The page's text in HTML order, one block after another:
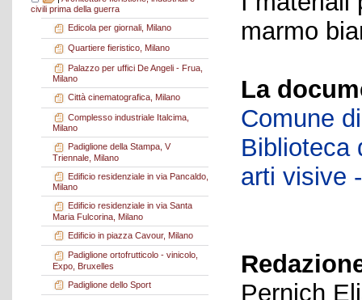
civili prima della guerra
Edicola per giornali, Milano
Quartiere fieristico, Milano
Palazzo per uffici De Angeli - Frua,
Milano
Città cinematografica, Milano
Complesso industriale Italcima,
Milano
Padiglione della Stampa, V
Triennale, Milano
Edificio residenziale in via Pancaldo,
Milano
Edificio residenziale in via Santa
Maria Fulcorina, Milano
Edificio in piazza Cavour, Milano
Padiglione ortofrutticolo - vinicolo,
Expo, Bruxelles
Padiglione dello Sport
marmo
La
Comune
Biblioteca
arti visive
Pernich